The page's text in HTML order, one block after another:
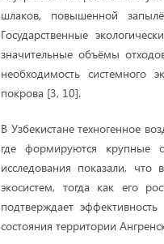
шлаков, повышенной
Государственные
значительные объёмы
необходимость системного
покрова [3, 10].
В Узбекистане техногенное
где формируются крупные
исследования показали,
экосистем, тогда как его
подтверждает
состояния территории